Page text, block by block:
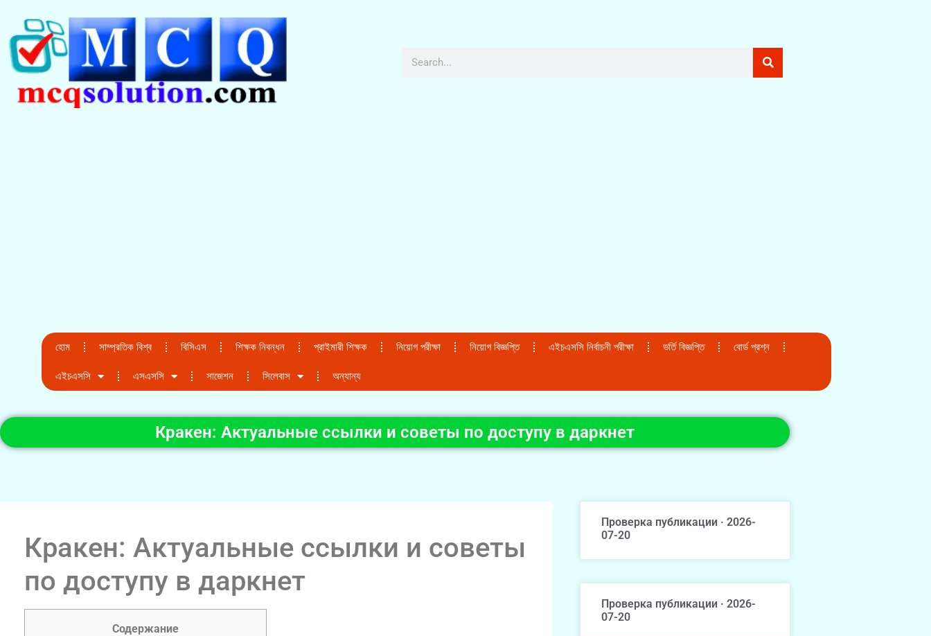
হোম সাম্প্রতিক বিশ্ব বিসিএস শিক্ষক নিবন্ধন প্রাইমারী শিক্ষক নিয়োগ পরীক্ষা নিয়োগ বিজ্ঞপ্তি এইচএসসি নির্বাচনী পরীক্ষা ভর্তি বিজ্ঞপ্তি বোর্ড প্রশ্ন
এইচএসসি এসএসসি সাজেশন সিলেবাস অন্যান্য
Кракен: Актуальные ссылки и советы по доступу в даркнет
Кракен: Актуальные ссылки и советы
по доступу в даркнет
Содержание
Проверка публикации · 2026-
07-20
Проверка публикации · 2026-
07-20